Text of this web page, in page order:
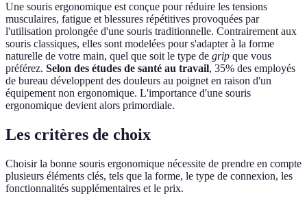
Une souris ergonomique est conçue pour réduire les tensions
musculaires, fatigue et blessures répétitives provoquées par
l'utilisation prolongée d'une souris traditionnelle. Contrairement aux
souris classiques, elles sont modelées pour s'adapter à la forme
naturelle de votre main, quel que soit le type de grip que vous
préférez. Selon des études de santé au travail, 35% des employés
de bureau développent des douleurs au poignet en raison d'un
équipement non ergonomique. L'importance d'une souris
ergonomique devient alors primordiale.
Les critères de choix
Choisir la bonne souris ergonomique nécessite de prendre en compte
plusieurs éléments clés, tels que la forme, le type de connexion, les
fonctionnalités supplémentaires et le prix.